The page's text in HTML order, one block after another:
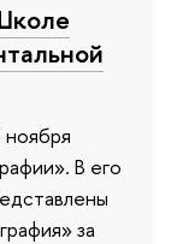
В его
за